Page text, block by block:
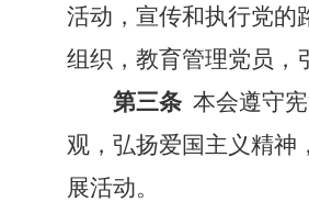
活动，宣传和执行党的
组织，教育管理党员，
第三条 本会遵守
观，弘扬爱国主义精神
展活动。